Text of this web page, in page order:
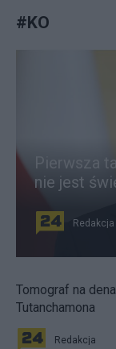
#KO
Pierwsza
nie jest
Redakcja
Tomograf na
Tutanchamona
Redakcja